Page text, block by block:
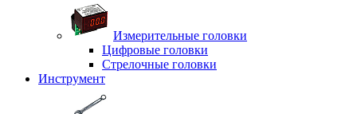
Измерительные головки
Цифровые головки
Стрелочные головки
Инструмент